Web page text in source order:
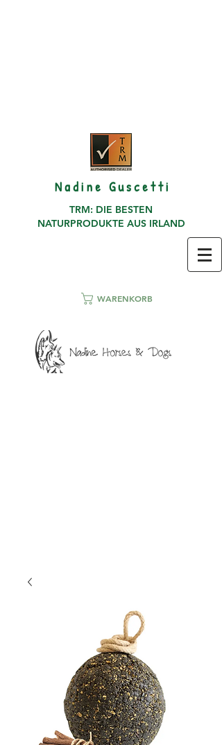
N a d i n e G u s c e t t i
TRM: DIE BESTEN
NATURPRODUKTE AUS IRLAND
WARENKORB